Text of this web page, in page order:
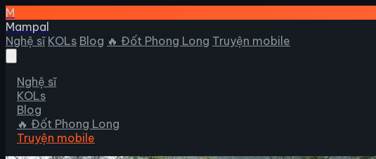
M
Mampal
Nghệ sĩ KOLs Blog 🔥 Đốt Phong Long Truyện mobile
Nghệ sĩ
KOLs
Blog
🔥 Đốt Phong Long
Truyện mobile